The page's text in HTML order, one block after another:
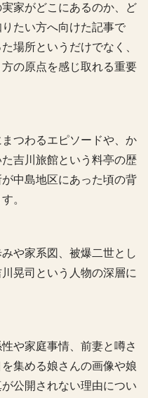
家がどこにあるのか、ど
たい方へ向けた記事で
場所というだけでなく、
の原点を感じ取れる重要
つわるエピソードや、か
吉川旅館という料亭の歴
中島地区にあった頃の背
。
や家系図、被爆二世とし
晃司という人物の深層に
や家庭事情、前妻と噂さ
集める娘さんの画像や娘
公開されない理由につい